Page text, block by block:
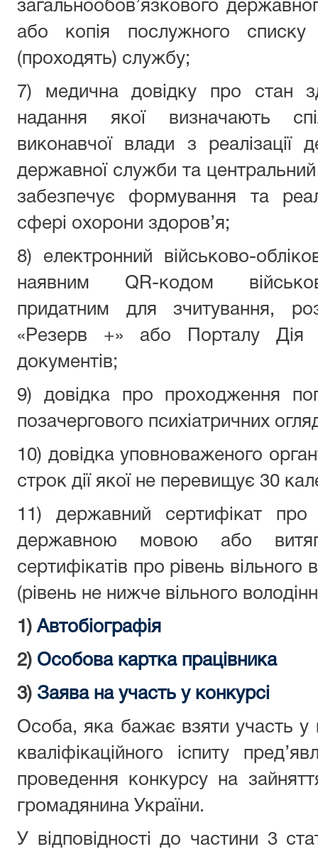
загальнообов’язкового
або копія послужного
(проходять) службу;
7) медична довідку про стан
надання якої визначають
виконавчої влади з реалізації
державної служби та
забезпечує формування та
сфері охорони здоров’я;
8) електронний військово-
наявним QR-кодом
придатним для зчитування,
«Резерв +» або Порталу Дія
документів;
9) довідка про проходження
позачергового психіатричних
10) довідка уповноваженого
строк дії якої не перевищує 30
11) державний сертифікат про
державною мовою або
сертифікатів про рівень
(рівень не нижче вільного
1)Автобіографія
2) Особова картка працівника
3) Заява на участь у конкурсі
Особа, яка бажає взяти участь у
кваліфікаційного іспиту
проведення конкурсу на
громадянина України.
У відповідності до частини 3